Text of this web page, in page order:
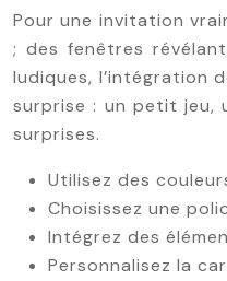
Pour une invitation
; des fenêtres
ludiques, l’intégration
surprise : un petit jeu,
surprises.
Utilisez des
Choisissez une
Intégrez des
Personnalisez la